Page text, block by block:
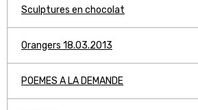
Sculptures en chocolat
Orangers 18.03.2013
POEMES A LA DEMANDE